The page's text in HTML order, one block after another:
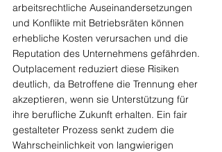
arbeitsrechtliche Auseinandersetzungen
und Konflikte mit Betriebsräten können
erhebliche Kosten verursachen und die
Reputation des Unternehmens gefährden.
Outplacement reduziert diese Risiken
deutlich, da Betroffene die Trennung eher
akzeptieren, wenn sie Unterstützung für
ihre berufliche Zukunft erhalten. Ein fair
gestalteter Prozess senkt zudem die
Wahrscheinlichkeit von langwierigen